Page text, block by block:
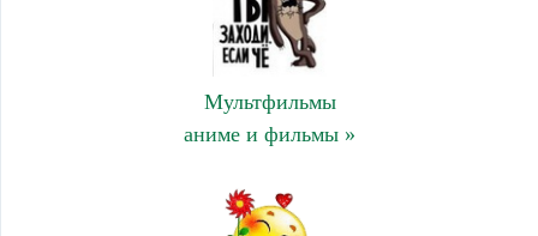
Мультфильмы
аниме и фильмы »